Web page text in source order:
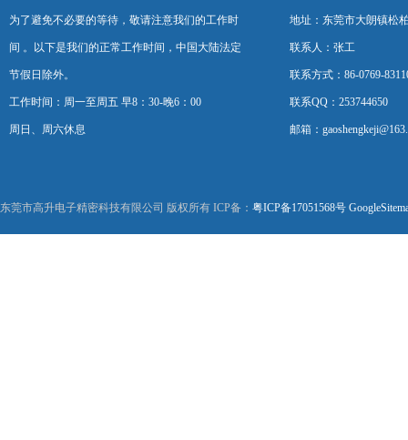
为了避免不必要的等待，敬请注意我们的工作时
间 。以下是我们的正常工作时间，中国大陆法定
节假日除外。
工作时间：周一至周五 早8：30-晚6：00
周日、周六休息
地址：东莞市大朗镇松
联系人：张工
联系方式：86-0769-
联系QQ：253744650
邮箱：
东莞市高升电子精密科技有限公司 版权所有 ICP备： 粤ICP备17051568号